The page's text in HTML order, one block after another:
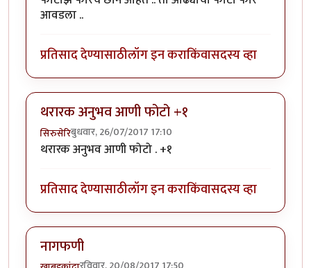
आवडला ..
प्रतिसाद देण्यासाठीलॉग इन कराकिंवासदस्य व्हा
थरारक अनुभव आणी फोटो +१
सिरुसेरिबुधवार, 26/07/2017 17:10
थरारक अनुभव आणी फोटो . +१
प्रतिसाद देण्यासाठीलॉग इन कराकिंवासदस्य व्हा
नागफणी